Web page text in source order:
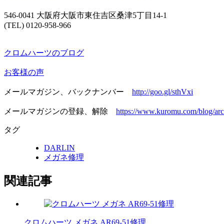
546-0041 大阪府大阪市東住吉区桑津5丁目14-1
(TEL) 0120-958-966
クロムハーツのブログ
お客様の声
メールマガジン、バックナンバー http://goo.gl/sthVxi
メールマガジンの登録、解除 https://www.kuromu.com/blog/
タグ
DARLIN
メガネ修理
関連記事
クロムハーツ メガネ AR69-51修理